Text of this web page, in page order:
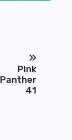
Pink
Panther
41